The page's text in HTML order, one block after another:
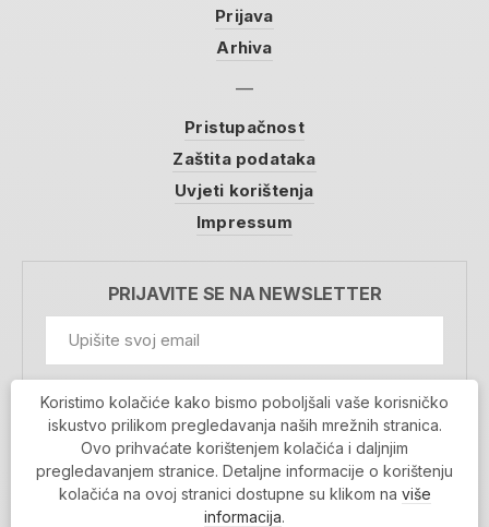
Prijava
Arhiva
Pristupačnost
Zaštita podataka
Uvjeti korištenja
Impressum
PRIJAVITE SE NA NEWSLETTER
Prihvaćam da se moji podaci spremaju u bazu
podataka i koriste u svrhu slanja MojaRijeka
newslettera
MOJARIJEKA NEWSLETTER
PRIJAVI SE
Koristimo kolačiće kako bismo poboljšali vaše korisničko
iskustvo prilikom pregledavanja naših mrežnih stranica.
Ovo prihvaćate korištenjem kolačića i daljnjim
pregledavanjem stranice. Detaljne informacije o korištenju
kolačića na ovoj stranici dostupne su klikom na više
informacija.